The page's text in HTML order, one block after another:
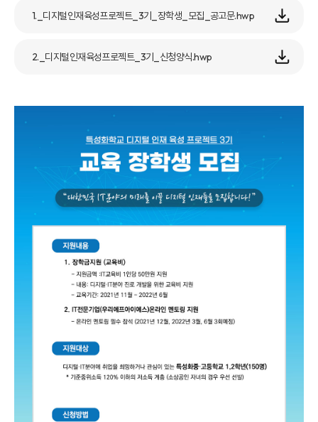
1._디지털인재육성프로젝트_3기_장학생_모집_공고문.hwp
2._디지털인재육성프로젝트_3기_신청양식.hwp